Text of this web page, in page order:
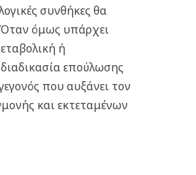
συνθήκες θα
όμως υπάρχει
ή
επούλωσης
που αυξάνει τον
και εκτεταμένων